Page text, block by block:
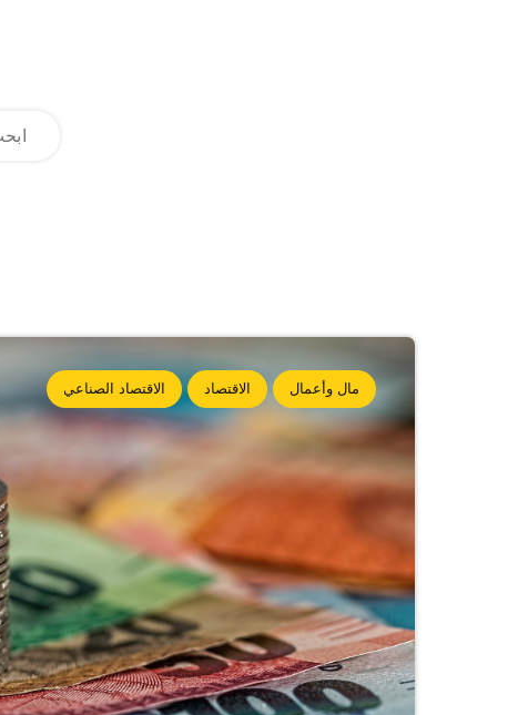
مال وأعمال الاقتصاد الاقتصاد الصناعي